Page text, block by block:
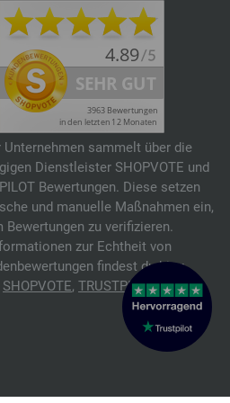
Unternehmen sammelt über die
Dienstleister SHOPVOTE und
Bewertungen. Diese setzen
und manuelle Maßnahmen ein,
Bewertungen zu verifizieren.
zur Echtheit von
findest du hier:
SHOPVOTE, TRUSTPILOT